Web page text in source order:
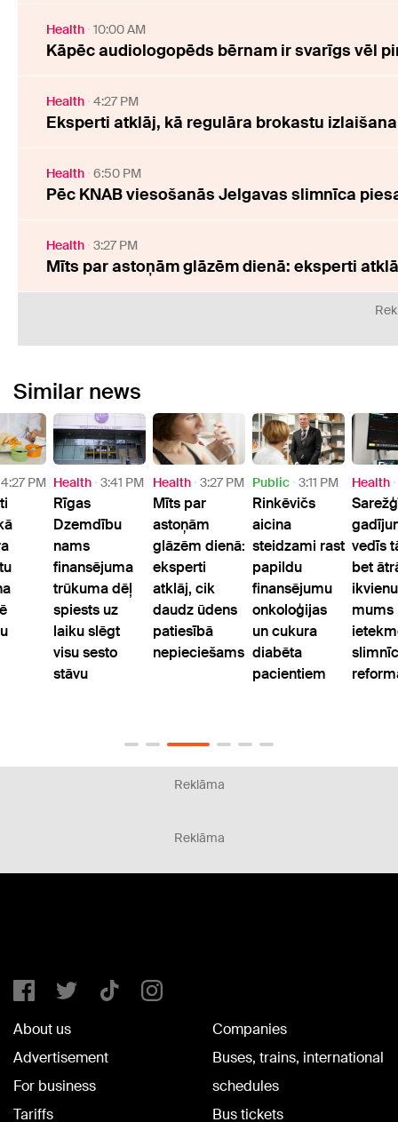
Health 10:00 AM
Kāpēc audiologopēds bērnam ir svarīgs vēl
Health 4:27 PM
Eksperti atklāj, kā regulāra brokastu
Health 6:50 PM
Pēc KNAB viesošanās Jelgavas slimnīca
Health 3:27 PM
Mīts par astoņām glāzēm dienā: eksperti
Similar news
4:27 PM Health 3:41 PM
Rīgas
Dzemdību
nams
finansējuma
trūkuma dēļ
spiests uz
laiku slēgt
visu sesto
stāvu
Health 3:27 PM
Mīts par
astoņām
glāzēm dienā:
eksperti
atklāj, cik
daudz ūdens
patiesībā
nepieciešams
Public 3:11 PM
Rinkēvičs
aicina
steidzami rast
papildu
finansējumu
onkoloģijas
un cukura
diabēta
pacientiem
Health
vedīs
bet
mums
Reklāma
Reklāma
About us
Advertisement
For business
Tariffs
Companies
Buses, trains, international
schedules
Bus tickets